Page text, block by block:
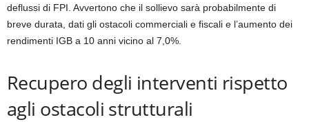
deflussi di FPI. Avvertono che il sollievo sarà probabilmente di
breve durata, dati gli ostacoli commerciali e fiscali e l’aumento dei
rendimenti IGB a 10 anni vicino al 7,0%.
Recupero degli interventi rispetto
agli ostacoli strutturali